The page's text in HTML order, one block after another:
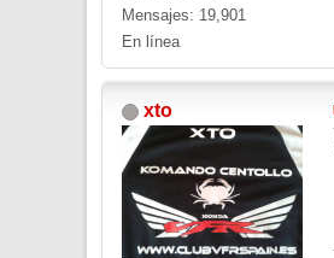
Mensajes: 19,901
En línea
xto